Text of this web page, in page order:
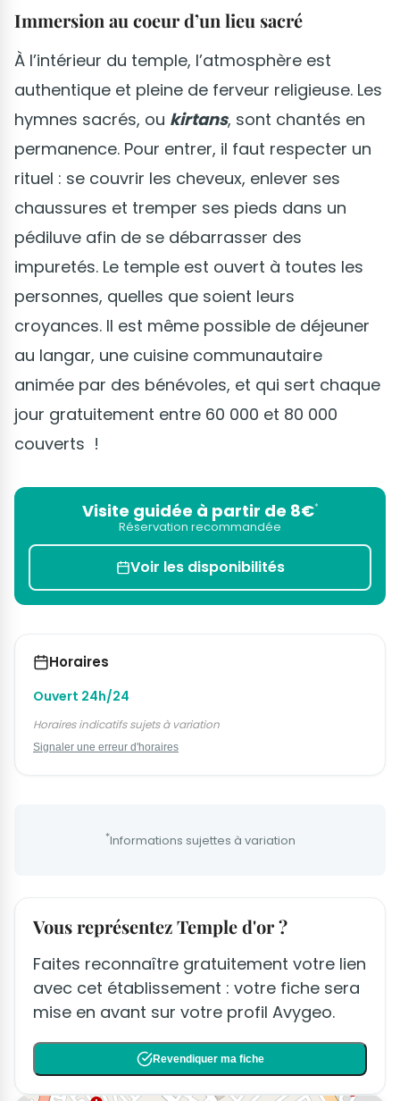
Immersion au coeur d’un lieu sacré
À l’intérieur du temple, l’atmosphère est
authentique et pleine de ferveur religieuse. Les
hymnes sacrés, ou kirtans, sont chantés en
permanence. Pour entrer, il faut respecter un
rituel : se couvrir les cheveux, enlever ses
chaussures et tremper ses pieds dans un
pédiluve afin de se débarrasser des
impuretés. Le temple est ouvert à toutes les
personnes, quelles que soient leurs
croyances. Il est même possible de déjeuner
au langar, une cuisine communautaire
animée par des bénévoles, et qui sert chaque
jour gratuitement entre 60 000 et 80 000
couverts !
Visite guidée à partir de 8€*
Réservation recommandée
Voir les disponibilités
Horaires
Ouvert 24h/24
Horaires indicatifs sujets à variation
Signaler une erreur d'horaires
*Informations sujettes à variation
Vous représentez Temple d'or ?
Faites reconnaître gratuitement votre lien
avec cet établissement : votre fiche sera
mise en avant sur votre profil Avygeo.
Revendiquer ma fiche